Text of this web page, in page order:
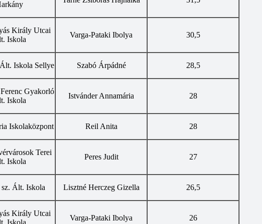
Király Utcai
Iskola
Varga-Pataki Ibolya 30,5
Iskola Sellye Szabó Árpádné 28,5
Gyakorló
Iskola
Istvánder Annamária 28
Iskolaközpont Reil Anita 28
Terei
Iskola
Peres Judit 27
Ált. Iskola Lisztné Herczeg Gizella 26,5
Király Utcai
Varga-Pataki Ibolya 26